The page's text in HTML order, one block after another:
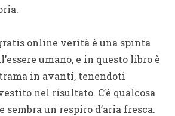
online verità è una spinta
umano, e in questo libro è
in avanti, tenendoti
nel risultato. C’è qualcosa
sembra un respiro d’aria fresca.